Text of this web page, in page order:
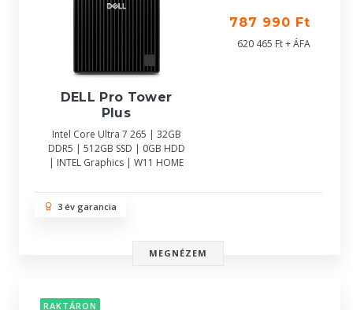
DELL Pro Tower
Plus
Intel Core Ultra 7 265 | 32GB
DDR5 | 512GB SSD | 0GB HDD
| INTEL Graphics | W11 HOME
787 990 Ft
620 465 Ft + ÁFA
3 év garancia
MEGNÉZEM
RAKTÁRON